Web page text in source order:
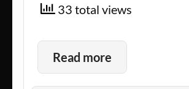
33 total views
Read more